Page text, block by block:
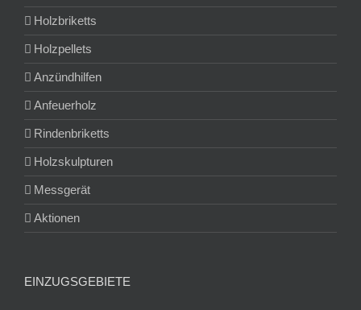
Holzbriketts
Holzpellets
Anzündhilfen
Anfeuerholz
Rindenbriketts
Holzskulpturen
Messgerät
Aktionen
EINZUGSGEBIETE